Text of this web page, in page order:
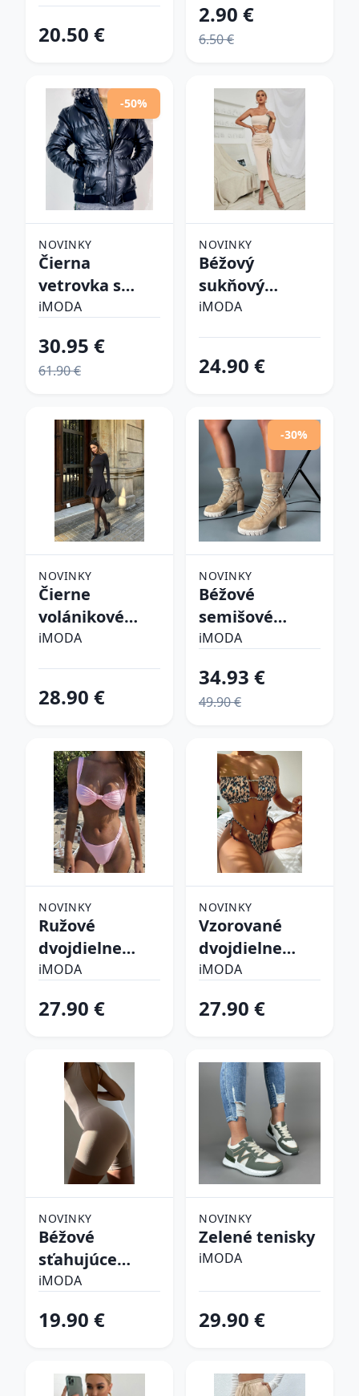
20.50 €
2.90 €
6.50 €
-50%
NOVINKY
Čierna
vetrovka s
kapucňou
iMODA
30.95 €
61.90 €
NOVINKY
Béžový
sukňový
komplet
iMODA
24.90 €
NOVINKY
Čierne
volánikové
šaty
iMODA
28.90 €
-30%
NOVINKY
Béžové
semišové
kotníkové
iMODA
34.93 €
49.90 €
NOVINKY
Ružové
dvojdielne
plavky
iMODA
27.90 €
NOVINKY
Vzorované
dvojdielne
plavky
iMODA
27.90 €
NOVINKY
Béžové
sťahujúce
spodné prádlo
iMODA
19.90 €
NOVINKY
Zelené tenisky
iMODA
29.90 €